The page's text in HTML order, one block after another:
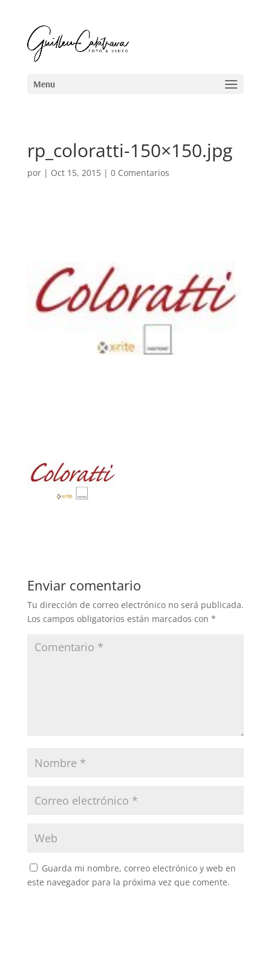
rp_coloratti-150×150.jpg
por | Oct 15, 2015| 0 Comentarios
Enviar comentario
Tu dirección de correo electrónico no será publicada.
Los campos obligatorios están marcados con *
Guarda mi nombre, correo electrónico y web en
este navegador para la próxima vez que comente.